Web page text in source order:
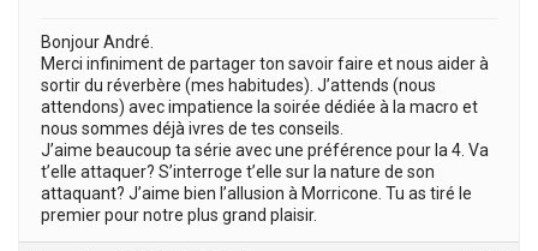
Bonjour André.
Merci infiniment de partager ton savoir faire et nous aider à
sortir du réverbère (mes habitudes). J’attends (nous
attendons) avec impatience la soirée dédiée à la macro et
nous sommes déjà ivres de tes conseils.
J’aime beaucoup ta série avec une préférence pour la 4. Va
t’elle attaquer? S’interroge t’elle sur la nature de son
attaquant? J’aime bien l’allusion à Morricone. Tu as tiré le
premier pour notre plus grand plaisir.